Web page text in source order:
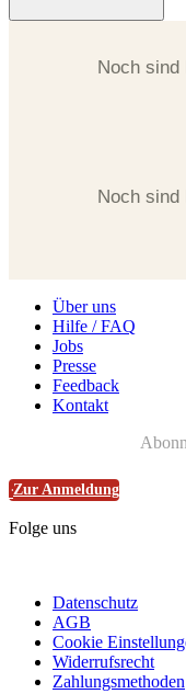
Noch sind
Noch sind
Über uns
Hilfe / FAQ
Jobs
Presse
Feedback
Kontakt
Zur Anmeldung
Folge uns
Datenschutz
AGB
Cookie
Widerrufsrecht
Zahlungsmethoden